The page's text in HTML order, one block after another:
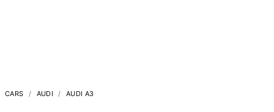
CARS AUDI AUDI A3